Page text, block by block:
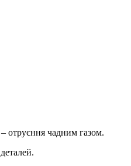
отруєння чадним газом.